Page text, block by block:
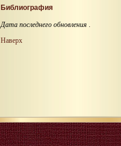
Библиография
Дата последнего обновления
Наверх